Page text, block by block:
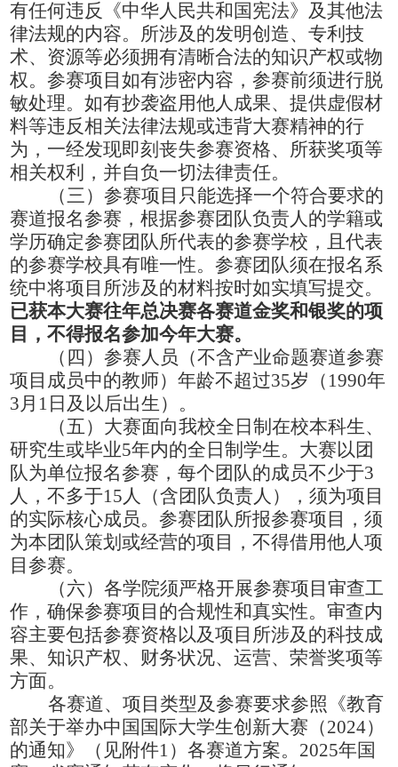
有任何违反《中华人民共和国宪法》及其他法
律法规的内容。所涉及的发明创造、专利技
术、资源等必须拥有清晰合法的知识产权或物
权。参赛项目如有涉密内容，参赛前须进行脱
敏处理。如有抄袭盗用他人成果、提供虚假材
料等违反相关法律法规或违背大赛精神的行
为，一经发现即刻丧失参赛资格、所获奖项等
相关权利，并自负一切法律责任。
（三）参赛项目只能选择一个符合要求的
赛道报名参赛，根据参赛团队负责人的学籍或
学历确定参赛团队所代表的参赛学校，且代表
的参赛学校具有唯一性。参赛团队须在报名系
统中将项目所涉及的材料按时如实填写提交。
已获本大赛往年总决赛各赛道金奖和银奖的项
目，不得报名参加今年大赛。
（四）参赛人员（不含产业命题赛道参赛
项目成员中的教师）年龄不超过35岁 （ 1990年
3月1日及以后出生 ） 。
（五）大赛面向我校全日制在校本科生、
研究生或毕业5年内的全日制学生。大赛以团
队为单位报名参赛，每个团队的成员不少于3
人，不多于15人（含团队负责人），须为项目
的实际核心成员。参赛团队所报参赛项目，须
为本团队策划或经营的项目，不得借用他人项
目参赛。
（六）各学院须严格开展参赛项目审查工
作，确保参赛项目的合规性和真实性。审查内
容主要包括参赛资格以及项目所涉及的科技成
果、知识产权、财务状况、运营、荣誉奖项等
方面。
各赛道、项目类型及参赛要求参照《教育
部关于举办中国国际大学生创新大赛（2024）
的通知》（见附件1）各赛道方案。2025年国